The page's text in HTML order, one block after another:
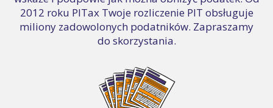
2012 roku PITax Twoje rozliczenie PIT obsługuje
miliony zadowolonych podatników. Zapraszamy
do skorzystania.